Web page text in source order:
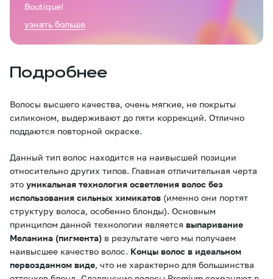
Подробнее
Волосы высшего качества, очень мягкие, не покрыты
силиконом, выдерживают до пяти коррекций. Отлично
поддаются повторной окраске.
Данный тип волос находится на наивысшей позиции
относительно других типов. Главная отличительная черта
это уникальная технология осветления волос без
использования сильных химикатов (именно они портят
структуру волоса, особенно блонды). Основным
принципом данной технологии является выпаривание
Меланина (пигмента) в результате чего мы получаем
наивысшее качество волос. Концы волос в идеальном
первозданном виде, что не характерно для большинства
Boutique!
узнать больше